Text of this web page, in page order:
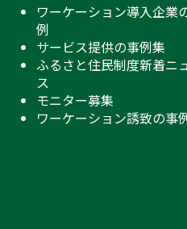
ワーケーション導入企業
例
サービス提供の事例集
ふるさと住民制度新着ニ
ス
モニター募集
ワーケーション誘致の事